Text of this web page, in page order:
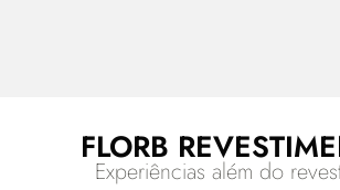
FLORB
Experiências além do